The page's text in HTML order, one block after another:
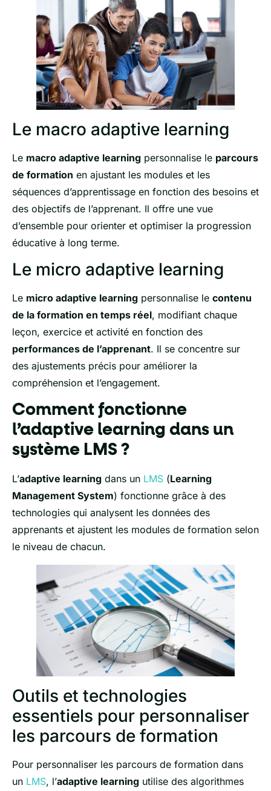
Le macro adaptive learning
Le macro adaptive learning personnalise le parcours
de formation en ajustant les modules et les
séquences d’apprentissage en fonction des besoins et
des objectifs de l’apprenant. Il offre une vue
d’ensemble pour orienter et optimiser la progression
éducative à long terme.
Le micro adaptive learning
Le micro adaptive learning personnalise le contenu
de la formation en temps réel, modifiant chaque
leçon, exercice et activité en fonction des
performances de l’apprenant. Il se concentre sur
des ajustements précis pour améliorer la
compréhension et l’engagement.
Comment fonctionne
l’adaptive learning dans un
système LMS ?
L’adaptive learning dans un LMS (Learning
Management System) fonctionne grâce à des
technologies qui analysent les données des
apprenants et ajustent les modules de formation selon
le niveau de chacun.
Outils et technologies
essentiels pour personnaliser
les parcours de formation
Pour personnaliser les parcours de formation dans
un LMS, l’adaptive learning utilise des algorithmes